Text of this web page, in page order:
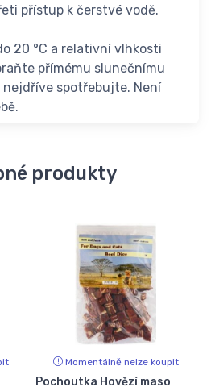
přístup k čerstvé vodě.
20 °C a relativní vlhkosti
přímému slunečnímu
spotřebujte. Není
produkty
Momentálně nelze koupit
Pochoutka Hovězí maso